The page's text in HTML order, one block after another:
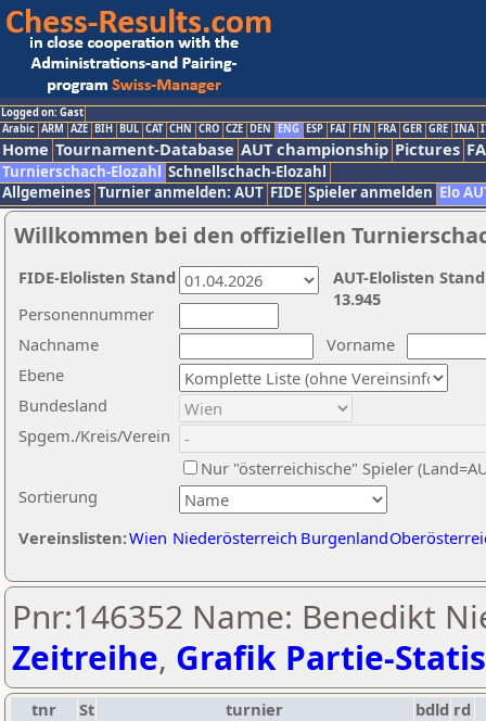
Logged on: Gast
Arabic ARM AZE BIH BUL CAT CHN CRO CZE DEN ENG ESP FAI FIN FRA GER GRE INA
Home Tournament-Database AUT championship Pictures
Turnierschach-Elozahl Schnellschach-Elozahl
Allgemeines Turnier anmelden: AUT FIDE Spieler anmelden Elo
Willkommen bei den offiziellen
Nachname
Vorname
Ebene
Sortierung
Personennummer
Bundesland
Spgem./Kreis/Verein
Nur "österreichische" Spieler
Vereinslisten:Wien Niederösterreich Burgenland
AUT-Elolisten
13.945
FIDE-Elolisten Stand
Pnr:146352 Name: Benedikt
Zeitreihe, Grafik Partie-
tnr St turnier bdld rd